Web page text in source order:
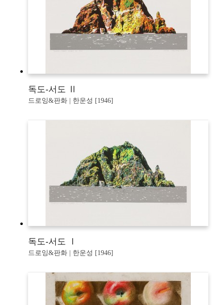
독도-서도 Ⅱ
드로잉&판화 | 한운성 [1946]
독도-서도 Ⅰ
드로잉&판화 | 한운성 [1946]